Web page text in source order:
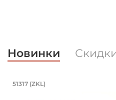
Новинки
(Kramp)
23 мм,
Подшипник
51317 (ZKL)